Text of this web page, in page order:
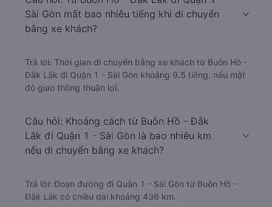
Sài Gòn mất bao nhiêu tiếng khi di chuyển
bằng xe khách?
Trả lời: Thời gian di chuyển bằng xe khách từ Buôn Hồ -
Đắk Lắk đi Quận 1 - Sài Gòn khoảng 9.5 tiếng, nếu mật
độ giao thông thuận lợi.
Câu hỏi: Khoảng cách từ Buôn Hồ - Đắk
Lắk đi Quận 1 - Sài Gòn là bao nhiêu km
nếu di chuyển bằng xe khách?
Trả lời: Đoạn đường đi Quận 1 - Sài Gòn từ Buôn Hồ -
Đắk Lắk có chiều dài khoảng 436 km.